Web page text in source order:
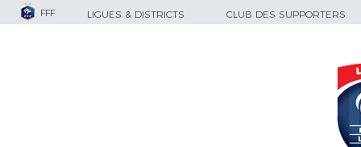
FFF LIGUES & DISTRICTS CLUB DES SUPPORTERS